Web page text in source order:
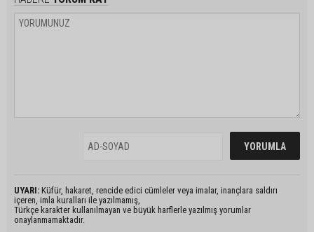
UYARI: Küfür, hakaret, rencide edici cümleler veya imalar, inançlara saldırı
içeren, imla kuralları ile yazılmamış,
Türkçe karakter kullanılmayan ve büyük harflerle yazılmış yorumlar
onaylanmamaktadır.